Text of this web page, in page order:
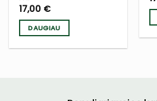
17,00 €
DAUGIAU